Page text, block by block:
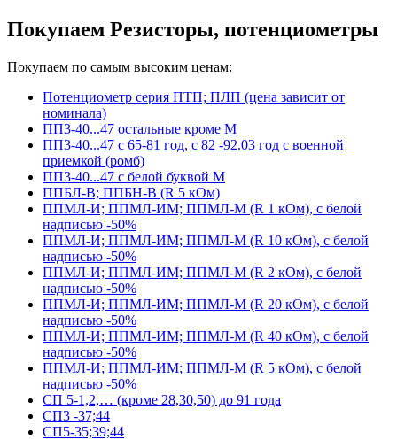
Покупаем Резисторы, потенциометры
Покупаем по самым высоким ценам:
Потенциометр серия ПТП; ПЛП (цена зависит от
номинала)
ПП3-40...47 остальные кроме М
ПП3-40...47 с 65-81 год, с 82 -92.03 год с военной
приемкой (ромб)
ПП3-40...47 с белой буквой М
ППБЛ-В; ППБН-В (R 5 кОм)
ППМЛ-И; ППМЛ-ИМ; ППМЛ-М (R 1 кОм), с белой
надписью -50%
ППМЛ-И; ППМЛ-ИМ; ППМЛ-М (R 10 кОм), с белой
надписью -50%
ППМЛ-И; ППМЛ-ИМ; ППМЛ-М (R 2 кОм), с белой
надписью -50%
ППМЛ-И; ППМЛ-ИМ; ППМЛ-М (R 20 кОм), с белой
надписью -50%
ППМЛ-И; ППМЛ-ИМ; ППМЛ-М (R 40 кОм), с белой
надписью -50%
ППМЛ-И; ППМЛ-ИМ; ППМЛ-М (R 5 кОм), с белой
надписью -50%
СП 5-1,2,… (кроме 28,30,50) до 91 года
СП3 -37;44
СП5-35;39;44